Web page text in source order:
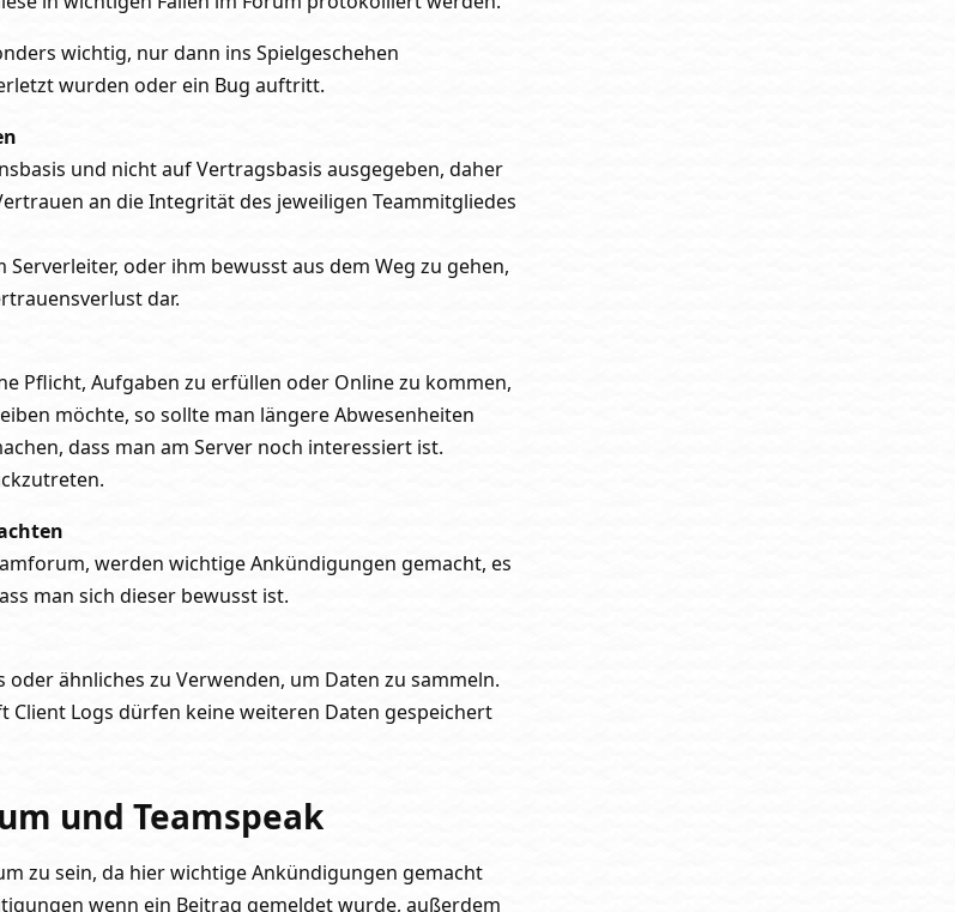
wichtig, nur dann ins Spielgeschehen
wurden oder ein Bug auftritt.
und nicht auf Vertragsbasis ausgegeben, daher
an die Integrität des jeweiligen Teammitgliedes
oder ihm bewusst aus dem Weg zu gehen,
dar.
Pflicht, Aufgaben zu erfüllen oder Online zu kommen,
möchte, so sollte man längere Abwesenheiten
dass man am Server noch interessiert ist.
werden wichtige Ankündigungen gemacht, es
man sich dieser bewusst ist.
oder ähnliches zu Verwenden, um Daten zu sammeln.
Client Logs dürfen keine weiteren Daten gespeichert
und Teamspeak
zu sein, da hier wichtige Ankündigungen gemacht
wenn ein Beitrag gemeldet wurde, außerdem